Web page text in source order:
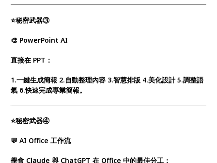
⭐秘密武器③
🎨 PowerPoint AI
直接在 PPT：
1.一鍵生成簡報 2.自動整理內容 3.智慧排版 4.美化設計 5.調整語
氣 6.快速完成專業簡報。
⭐秘密武器④
💬 AI Office 工作流
學會 Claude 與 ChatGPT 在 Office 中的最佳分工：